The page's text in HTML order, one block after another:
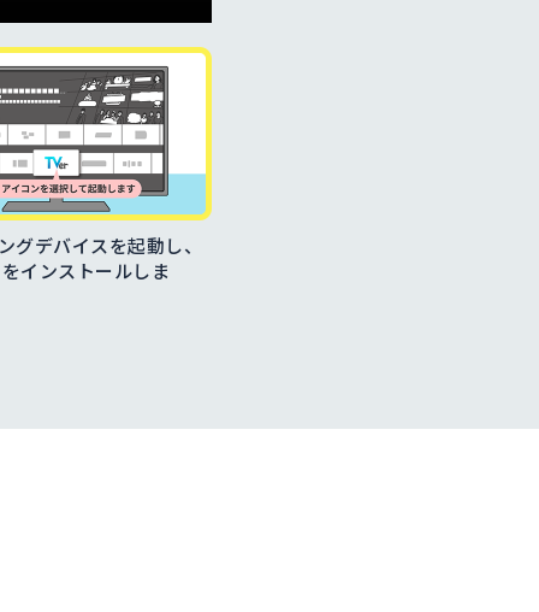
グデバイスを起動し、
インストールしま